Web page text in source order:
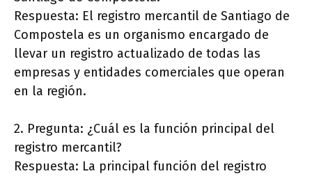
Respuesta: El registro mercantil de Santiago de
Compostela es un organismo encargado de
llevar un registro actualizado de todas las
empresas y entidades comerciales que operan
en la región.
2. Pregunta: ¿Cuál es la función principal del
registro mercantil?
Respuesta: La principal función del registro